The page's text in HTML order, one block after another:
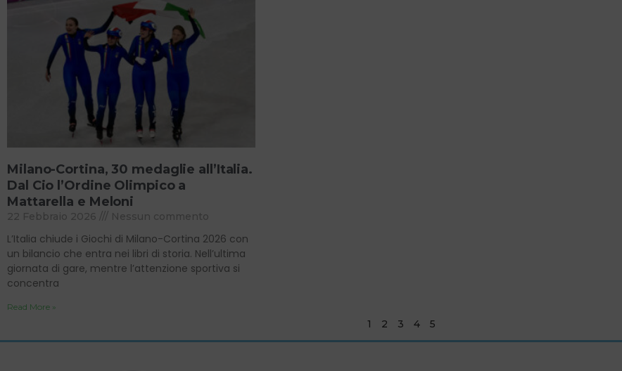
Milano-Cortina, 30 medaglie all’Italia.
Dal Cio l’Ordine Olimpico a
Mattarella e Meloni
22 Febbraio 2026 Nessun commento
L’Italia chiude i Giochi di Milano-Cortina 2026 con
un bilancio che entra nei libri di storia. Nell’ultima
giornata di gare, mentre l’attenzione sportiva si
concentra
Read More »
1 2 3 4 5